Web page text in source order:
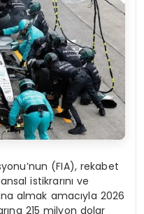
(FIA), rekabet
istikrarını ve
almak amacıyla 2026
215 milyon dolar